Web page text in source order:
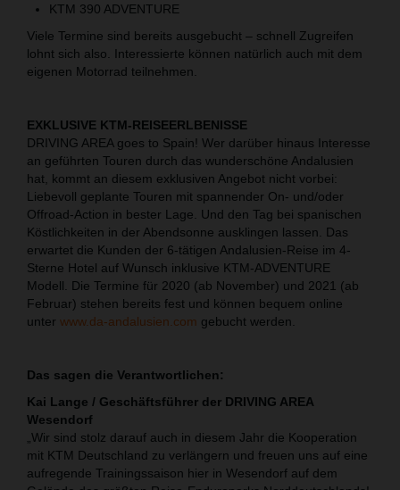
KTM 390 ADVENTURE
Viele Termine sind bereits ausgebucht – schnell Zugreifen
lohnt sich also. Interessierte können natürlich auch mit dem
eigenen Motorrad teilnehmen.
EXKLUSIVE KTM-REISEERLBENISSE
DRIVING AREA goes to Spain! Wer darüber hinaus Interesse
an geführten Touren durch das wunderschöne Andalusien
hat, kommt an diesem exklusiven Angebot nicht vorbei:
Liebevoll geplante Touren mit spannender On- und/oder
Offroad-Action in bester Lage. Und den Tag bei spanischen
Köstlichkeiten in der Abendsonne ausklingen lassen. Das
erwartet die Kunden der 6-tätigen Andalusien-Reise im 4-
Sterne Hotel auf Wunsch inklusive KTM-ADVENTURE
Modell. Die Termine für 2020 (ab November) und 2021 (ab
Februar) stehen bereits fest und können bequem online
unter www.da-andalusien.com gebucht werden.
Das sagen die Verantwortlichen:
Kai Lange / Geschäftsführer der DRIVING AREA
Wesendorf
„Wir sind stolz darauf auch in diesem Jahr die Kooperation
mit KTM Deutschland zu verlängern und freuen uns auf eine
aufregende Trainingssaison hier in Wesendorf auf dem